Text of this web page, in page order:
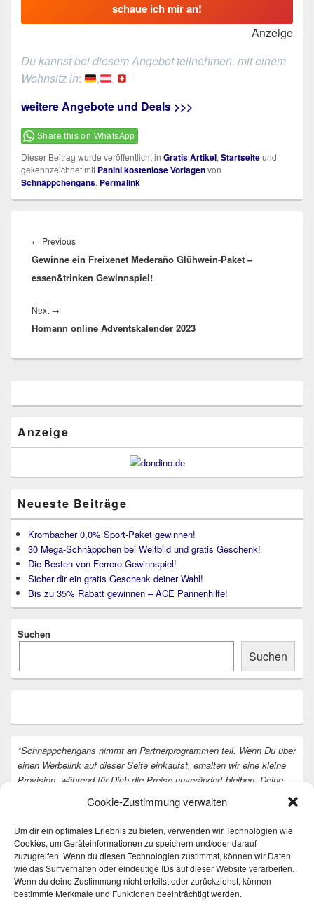
Cookie-Zustimmung verwalten
Um dir ein optimales Erlebnis zu bieten, verwenden wir Technologien wie
Cookies, um Geräteinformationen zu speichern und/oder darauf
zuzugreifen. Wenn du diesen Technologien zustimmst, können wir Daten
wie das Surfverhalten oder eindeutige IDs auf dieser Website verarbeiten.
Wenn du deine Zustimmung nicht erteilst oder zurückziehst, können
bestimmte Merkmale und Funktionen beeinträchtigt werden.
schaue ich mir an!
Anzeige
Du kannst bei diesem Angebot teilnehmen, mit einem
Wohnsitz in: ,
,
weitere Angebote und Deals >>>
Share this on WhatsApp
Dieser Beitrag wurde veröffentlicht in Gratis Artikel, Startseiteund
gekennzeichnet mit Panini kostenlose Vorlagenvon
Schnäppchengans. Permalink
← PreviousPrevious
post:
Gewinne ein Freixenet Mederaño Glühwein-Paket –
essen&trinken Gewinnspiel!
Next →
post:
Homann online Adventskalender 2023
Anzeige
Neueste Beiträge
Krombacher 0,0% Sport-Paket gewinnen!
30 Mega-Schnäppchen bei Weltbild und gratis Geschenk!
Die Besten von Ferrero Gewinnspiel!
Sicher dir ein gratis Geschenk deiner Wahl!
Bis zu 35% Rabatt gewinnen – ACE Pannenhilfe!
Suchen
Suchen
*Schnäppchengans nimmt an Partnerprogrammen teil. Wenn Du über
einen Werbelink auf dieser Seite einkaufst, erhalten wir eine kleine
Provision, während für Dich die Preise unverändert bleiben. Deine
Vielen Dank dafür!